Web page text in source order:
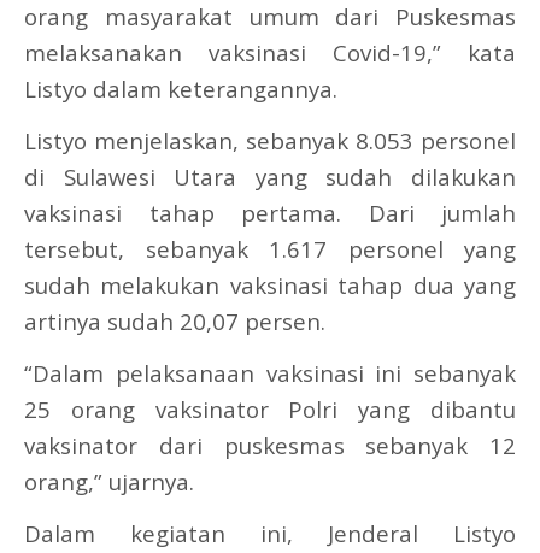
orang masyarakat umum dari Puskesmas
melaksanakan vaksinasi Covid-19,” kata
Listyo dalam keterangannya.
Listyo menjelaskan, sebanyak 8.053 personel
di Sulawesi Utara yang sudah dilakukan
vaksinasi tahap pertama. Dari jumlah
tersebut, sebanyak 1.617 personel yang
sudah melakukan vaksinasi tahap dua yang
artinya sudah 20,07 persen.
“Dalam pelaksanaan vaksinasi ini sebanyak
25 orang vaksinator Polri yang dibantu
vaksinator dari puskesmas sebanyak 12
orang,” ujarnya.
Dalam kegiatan ini, Jenderal Listyo